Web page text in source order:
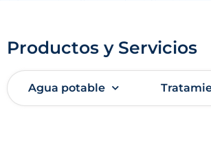
Productos y Servicios
Agua potable